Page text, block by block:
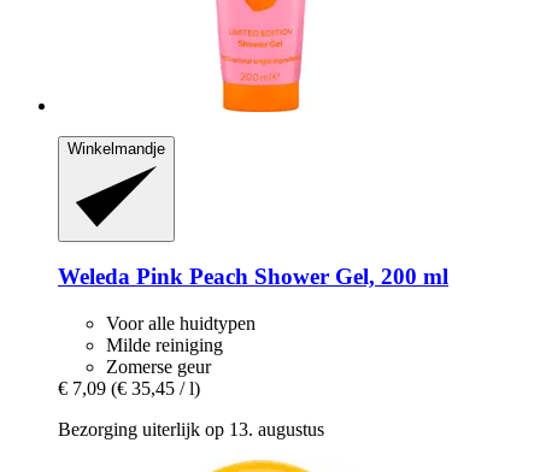
Winkelmandje
Weleda Pink Peach Shower Gel, 200 ml
Voor alle huidtypen
Milde reiniging
Zomerse geur
€ 7,09 (€ 35,45 / l)
Bezorging uiterlijk op 13. augustus